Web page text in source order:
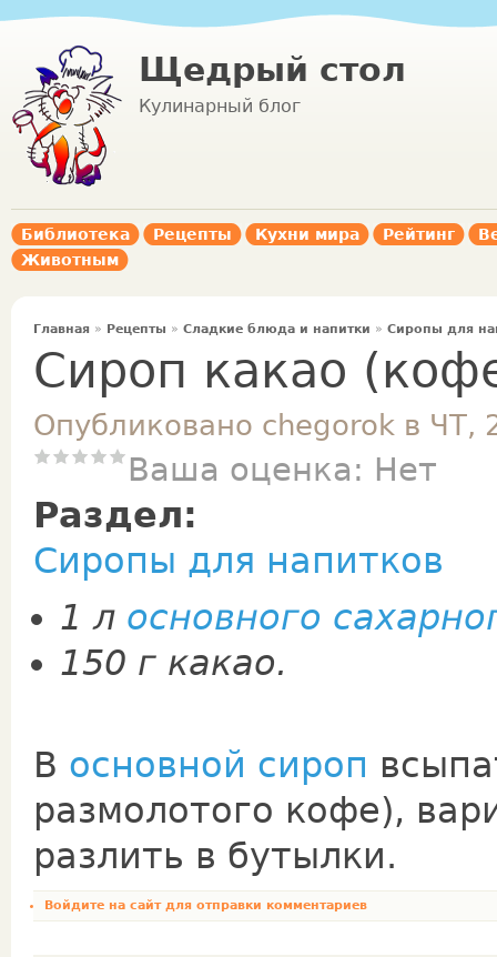
Щедрый стол
Кулинарный блог
Библиотека Рецепты Кухни мира Рейтинг
Животным
Главная » Рецепты » Сладкие блюда и напитки » Сиропы для
Сироп какао
Опубликовано chegorok в ЧТ,
Ваша оценка: Нет
Раздел:
Сиропы для напитков
1 л основного
150 г какао.
В основной сироп
размолотого кофе),
разлить в бутылки.
Войдите на сайтдля отправки комментариев